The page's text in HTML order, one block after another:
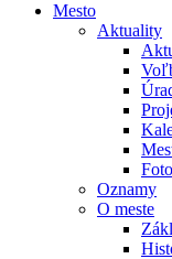
Mesto
Aktuality
Oznamy
O meste